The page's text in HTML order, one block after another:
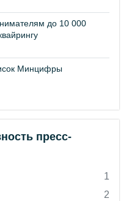
до 10 000
Минцифры
пресс-
1
2